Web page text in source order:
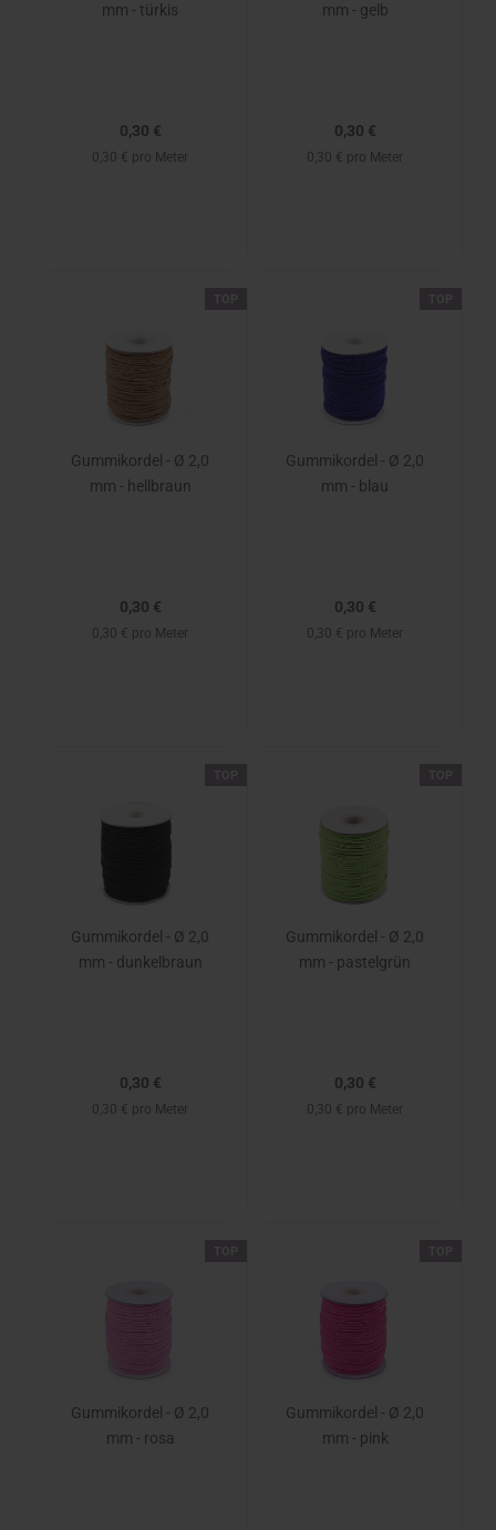
mm - türkis
0,30 €
0,30 € pro Meter
mm - gelb
0,30 €
0,30 € pro Meter
Gummikordel - Ø 2,0
mm - hellbraun
0,30 €
0,30 € pro Meter
Gummikordel - Ø 2,0
mm - blau
0,30 €
0,30 € pro Meter
Gummikordel - Ø 2,0
mm - dunkelbraun
0,30 €
0,30 € pro Meter
Gummikordel - Ø 2,0
mm - pastelgrün
0,30 €
0,30 € pro Meter
Gummikordel - Ø 2,0
mm - rosa
Gummikordel - Ø 2,0
mm - pink